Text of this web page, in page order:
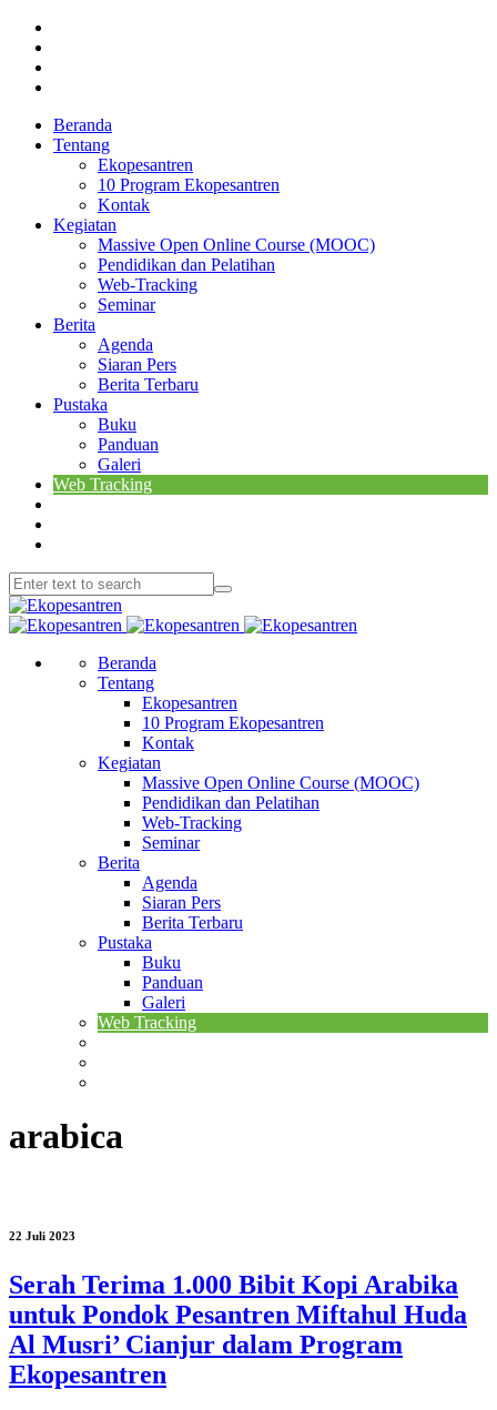
Beranda
Tentang
Ekopesantren
10 Program Ekopesantren
Kontak
Kegiatan
Massive Open Online Course (MOOC)
Pendidikan dan Pelatihan
Web-Tracking
Seminar
Berita
Agenda
Siaran Pers
Berita Terbaru
Pustaka
Buku
Panduan
Galeri
Web Tracking
Beranda
Tentang
Ekopesantren
10 Program Ekopesantren
Kontak
Kegiatan
Massive Open Online Course (MOOC)
Pendidikan dan Pelatihan
Web-Tracking
Seminar
Berita
Agenda
Siaran Pers
Berita Terbaru
Pustaka
Buku
Panduan
Galeri
Web Tracking
arabica
22 Juli 2023
Serah Terima 1.000 Bibit Kopi Arabika
untuk Pondok Pesantren Miftahul Huda
Al Musri’ Cianjur dalam Program
Ekopesantren